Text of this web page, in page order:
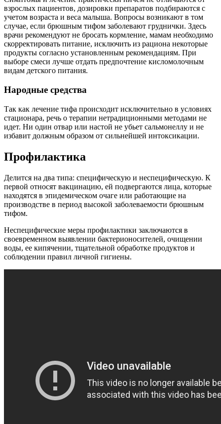
взрослых пациентов, дозировки препаратов подбираются с
учетом возраста и веса малыша. Вопросы возникают в том
случае, если брюшным тифом заболевают груднички. Здесь
врачи рекомендуют не бросать кормление, мамам необходимо
скорректировать питание, исключить из рациона некоторые
продукты согласно установленным рекомендациям. При
выборе смеси лучше отдать предпочтение кисломолочным
видам детского питания.
Народные средства
Так как лечение тифа происходит исключительно в условиях
стационара, речь о терапии нетрадиционными методами не
идет. Ни один отвар или настой не убьет сальмонеллу и не
избавит должным образом от сильнейшей интоксикации.
Профилактика
Делится на два типа: специфическую и неспецифическую. К
первой относят вакцинацию, ей подвергаются лица, которые
находятся в эпидемическом очаге или работающие на
производстве в период высокой заболеваемости брюшным
тифом.
Неспецифические меры профилактики заключаются в
своевременном выявлении бактерионосителей, очищении
воды, ее кипячении, тщательной обработке продуктов и
соблюдении правил личной гигиены.